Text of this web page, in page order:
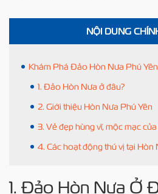
NỘI DUNG
Khám Phá Đảo Hòn Nưa Phú
1. Đảo Hòn Nưa ở đâu?
2. Giới thiệu Hòn Nưa Phú Yên
3. Vẻ đẹp hùng vĩ, mộc mạc
4. Các hoạt động thú vị tại Hòn
1. Đảo Hòn Nưa Ở